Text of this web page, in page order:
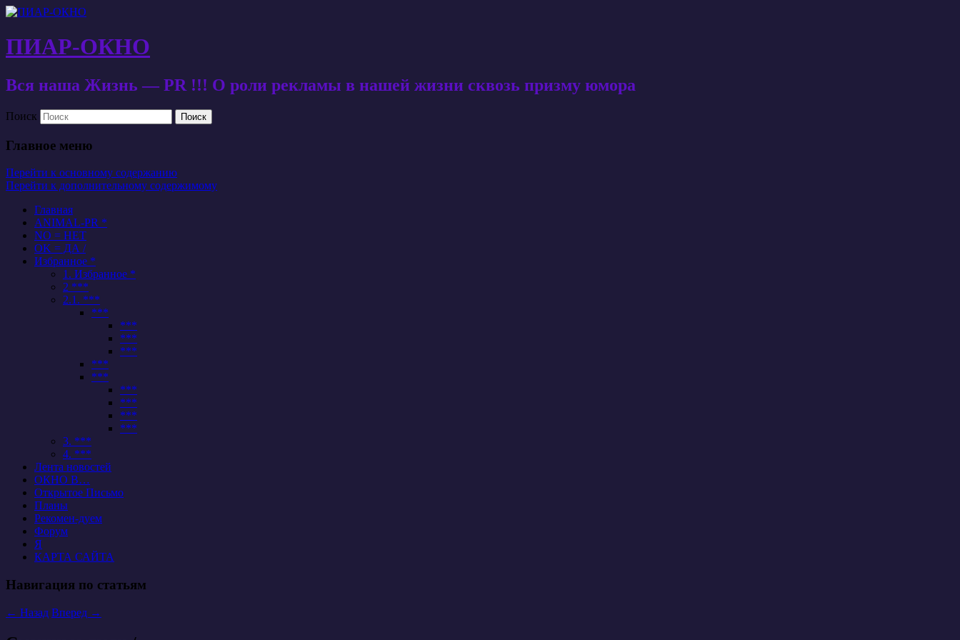
ПИАР-ОКНО
Вся наша Жизнь — PR !!! О роли рекламы в нашей жизни сквозь призму юмора
Поиск
Главное меню
Перейти к основному содержанию
Перейти к дополнительному содержимому
Главная
ANIMAL-PR *
NO = НЕТ
OK = ДА /
Избранное *
1. Избранное *
2 ***
2.1. ***
***
***
***
***
***
***
***
***
***
***
3. ***
4. ***
Лента новостей
ОКНО В…
Открытое Письмо
Планы
Рекомен-дуем
Форум
Я
КАРТА САЙТА
Навигация по статьям
← Назад Вперед →